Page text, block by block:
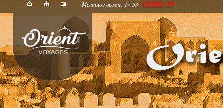
Местное время: 17:53 COVID-19